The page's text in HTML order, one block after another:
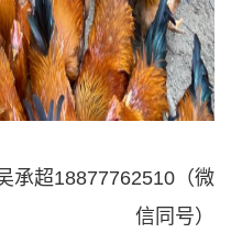
承超18877762510（微
信同号）